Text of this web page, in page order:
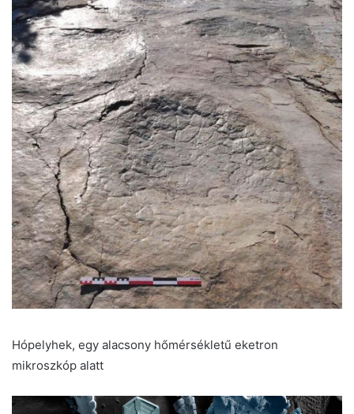
Hópelyhek, egy alacsony hőmérsékletű eketron
mikroszkóp alatt